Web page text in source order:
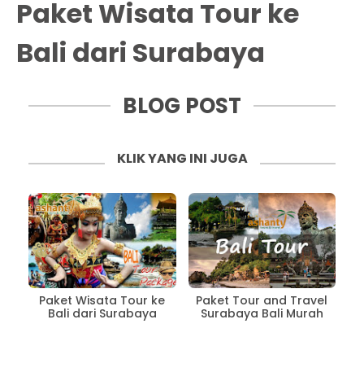
Paket Wisata Tour ke
Bali dari Surabaya
BLOG POST
KLIK YANG INI JUGA
Paket Wisata Tour ke
Bali dari Surabaya
Paket Tour and Travel
Surabaya Bali Murah